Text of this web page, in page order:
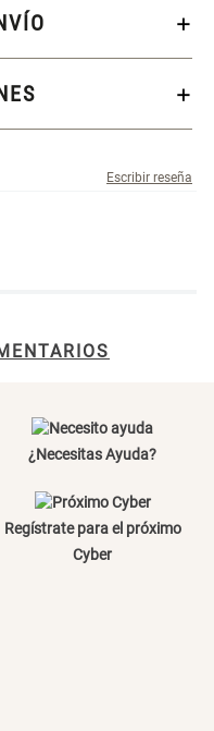
¿Necesitas Ayuda?
Regístrate para el próximo
Cyber
74.90
Plegable Metal 3
71x41x106 cm
cm